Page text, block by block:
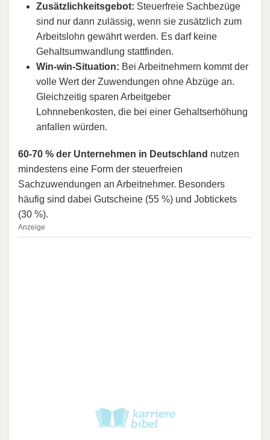
Zusätzlichkeitsgebot: Steuerfreie Sachbezüge
sind nur dann zulässig, wenn sie zusätzlich zum
Arbeitslohn gewährt werden. Es darf keine
Gehaltsumwandlung stattfinden.
Win-win-Situation: Bei Arbeitnehmern kommt der
volle Wert der Zuwendungen ohne Abzüge an.
Gleichzeitig sparen Arbeitgeber
Lohnnebenkosten, die bei einer Gehaltserhöhung
anfallen würden.
60-70 % der Unternehmen in Deutschland nutzen
mindestens eine Form der steuerfreien
Sachzuwendungen an Arbeitnehmer. Besonders
häufig sind dabei Gutscheine (55 %) und Jobtickets
(30 %).
Anzeige